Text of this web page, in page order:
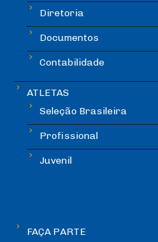
Diretoria
Documentos
Contabilidade
ATLETAS
Seleção Brasileira
Profissional
Juvenil
FAÇA PARTE